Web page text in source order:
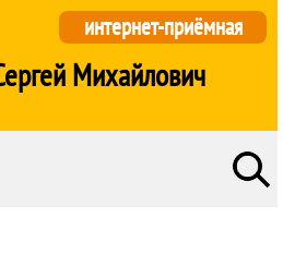
Михайлович
интернет-приёмная